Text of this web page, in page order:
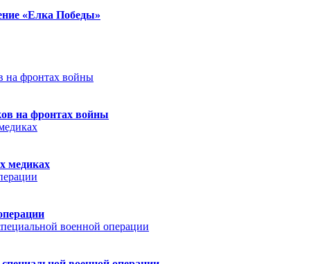
«Елка Победы»
на фронтах войны
медиках